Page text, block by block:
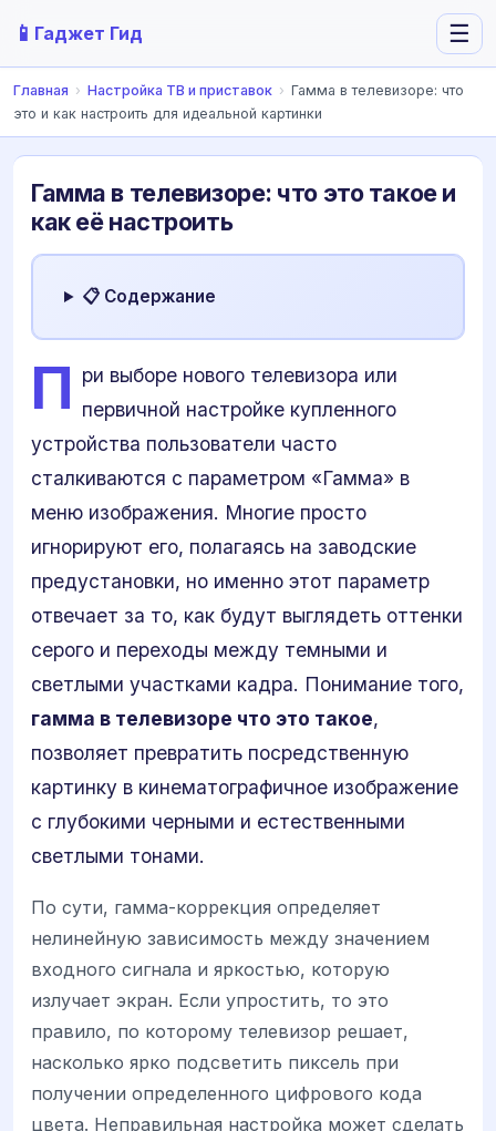
📱 Гаджет Гид ☰
Главная › Настройка ТВ и приставок › Гамма в телевизоре: что
это и как настроить для идеальной картинки
Гамма в телевизоре: что это такое и
как её настроить
📋 Содержание
П ри выборе нового телевизора или
первичной настройке купленного
устройства пользователи часто
сталкиваются с параметром «Гамма» в
меню изображения. Многие просто
игнорируют его, полагаясь на заводские
предустановки, но именно этот параметр
отвечает за то, как будут выглядеть оттенки
серого и переходы между темными и
светлыми участками кадра. Понимание того,
гамма в телевизоре что это такое,
позволяет превратить посредственную
картинку в кинематографичное изображение
с глубокими черными и естественными
светлыми тонами.
По сути, гамма-коррекция определяет
нелинейную зависимость между значением
входного сигнала и яркостью, которую
излучает экран. Если упростить, то это
правило, по которому телевизор решает,
насколько ярко подсветить пиксель при
получении определенного цифрового кода
цвета. Неправильная настройка может сделать